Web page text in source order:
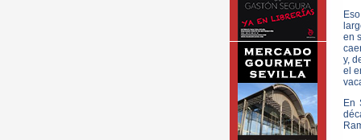
en
y,
el
En